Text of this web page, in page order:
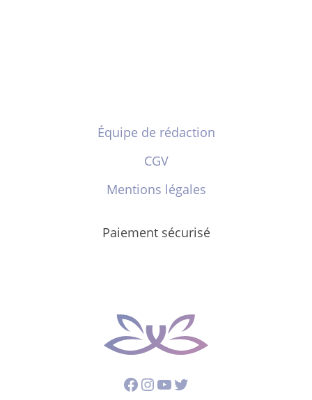
Équipe de rédaction
CGV
Mentions légales
Paiement sécurisé
Facebook
Instagram
YouTube
Twitter